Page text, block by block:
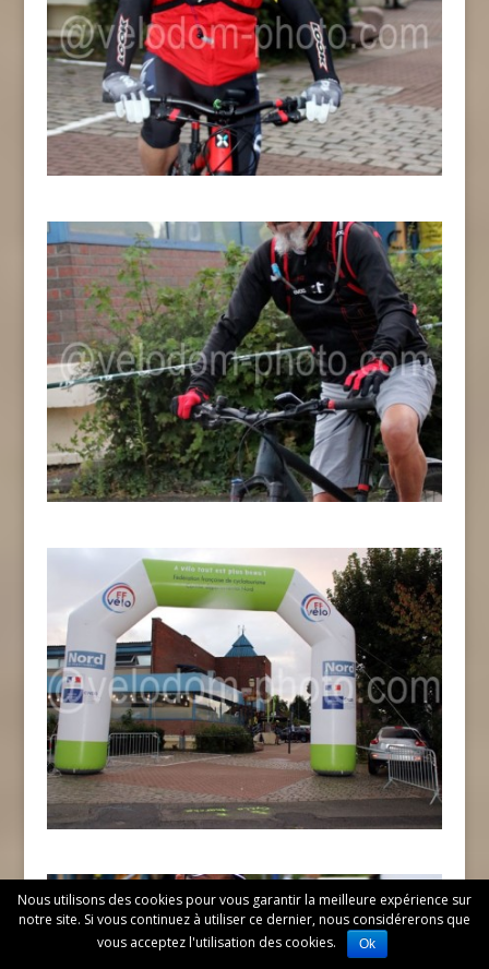
Nous utilisons des cookies pour vous garantir la meilleure expérience sur
notre site. Si vous continuez à utiliser ce dernier, nous considérerons que
vous acceptez l'utilisation des cookies.
Ok